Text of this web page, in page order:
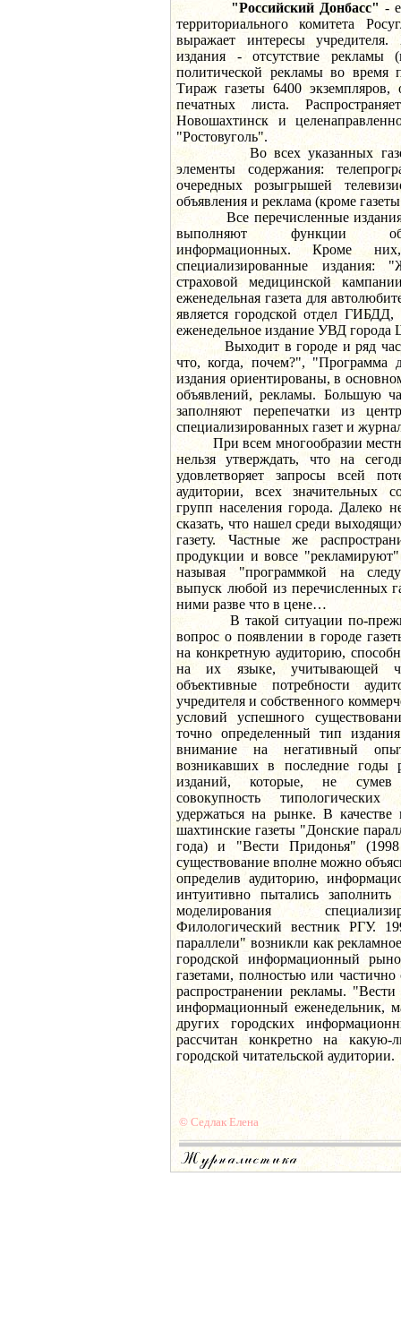
"Российский Донбасс" -
территориального комитета
выражает интересы учредителя.
издания - отсутствие рекламы
политической рекламы во время
Тираж газеты 6400
печатных листа.
Новошахтинск и
"Ростовуголь".
Во всех указанных
элементы содержания:
очередных розыгрышей
объявления и реклама (кроме
Все перечисленные издания
выполняют функции
информационных. Кроме
специализированные
страховой медицинской
еженедельная газета для
является городской отдел
еженедельное издание УВД города
Выходит в городе и ряд
что, когда, почем?", "Программа
издания ориентированы, в
объявлений, рекламы. Большую
заполняют перепечатки из
специализированных газет и
При всем многообразии
нельзя утверждать, что на
удовлетворяет запросы всей
аудитории, всех значительных
групп населения города. Далеко
сказать, что нашел среди
газету. Частные же
продукции и вовсе
называя "программкой на
выпуск любой из перечисленных
ними разве что в цене…
В такой ситуации по-
вопрос о появлении в городе
на конкретную аудиторию,
на их языке, учитывающей
объективные потребности
учредителя и собственного
условий успешного
точно определенный тип
внимание на негативный
возникавших в последние годы
изданий, которые, не сумев
совокупность
удержаться на рынке. В
шахтинские газеты "Донские
года) и "Вести Придонья"
существование вполне можно
определив аудиторию,
интуитивно пытались
моделирования
Филологический вестник РГУ.
параллели" возникли как
городской информационный
газетами, полностью или
распространении рекламы.
информационный еженедельник,
других городских
рассчитан конкретно на какую-
городской читательской аудитории.
© Седлак Елена